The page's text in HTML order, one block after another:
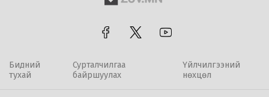
Бидний
тухай
Сурталчилгаа
байршуулах
Үйлчилгээний
нөхцөл